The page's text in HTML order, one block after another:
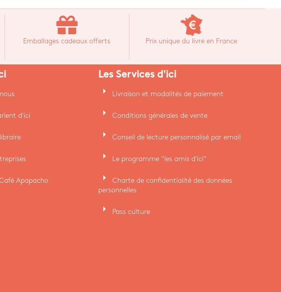
Emballages cadeaux offerts Prix unique du livre en France
d'ici
Apapacho
Les Services d'ici
arrow_right Livraison et modalités de paiement
arrow_right Conditions générales de vente
arrow_right Conseil de lecture personnalisé par email
arrow_right Le programme "les amis d'ici"
arrow_right
Charte de confidentialité des données
personnelles
arrow_right Pass culture